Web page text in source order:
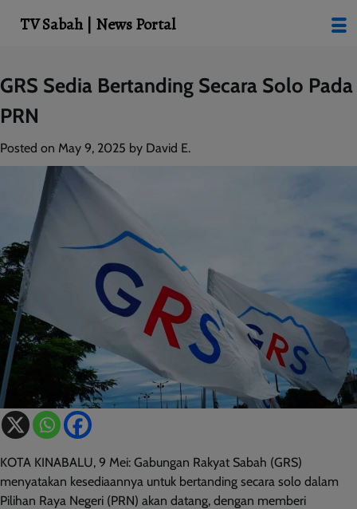
Skip
to
content
GRS Sedia Bertanding Secara Solo Pada
PRN
Posted on May 9, 2025 by David E.
KOTA KINABALU, 9 Mei: Gabungan Rakyat Sabah (GRS)
menyatakan kesediaannya untuk bertanding secara solo dalam
Pilihan Raya Negeri (PRN) akan datang, dengan memberi
TV Sabah | News Portal